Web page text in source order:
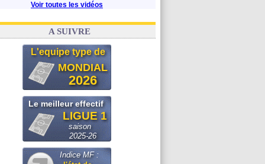
Voir toutes les vidéos
A SUIVRE
L'equipe type de
MONDIAL
2026
Le meilleur effectif
LIGUE 1
saison
2025-26
Indice MF :